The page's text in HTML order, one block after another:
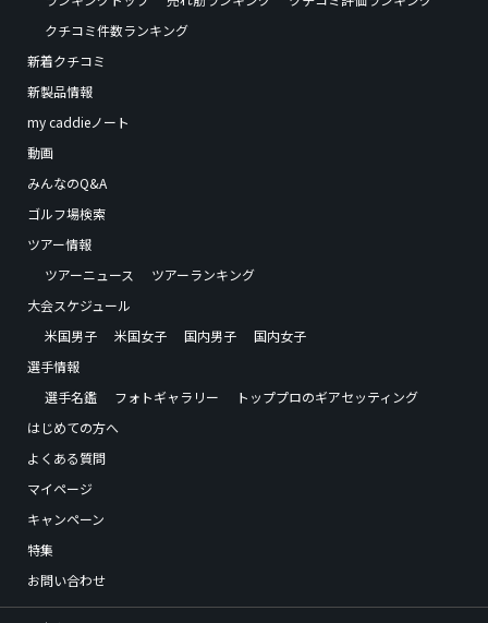
クチコミ件数ランキング
新着クチコミ
新製品情報
my caddieノート
動画
みんなのQ&A
ゴルフ場検索
ツアー情報
ツアーニュース
ツアーランキング
大会スケジュール
米国男子
米国女子 国内男子
国内女子
選手情報
選手名鑑
フォトギャラリー
トッププロのギアセッティング
はじめての方へ
よくある質問
マイページ
キャンペーン
特集
お問い合わせ